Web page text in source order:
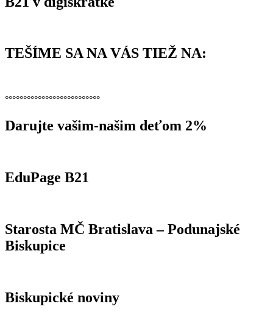
TEŠÍME SA NA VÁS TIEŽ NA:
°°°°°°°°°°°°°°°°°°°°°°°°°°
Darujte vašim-našim deťom 2%
EduPage B21
Starosta MČ Bratislava – Podunajské
Biskupice
Biskupické noviny